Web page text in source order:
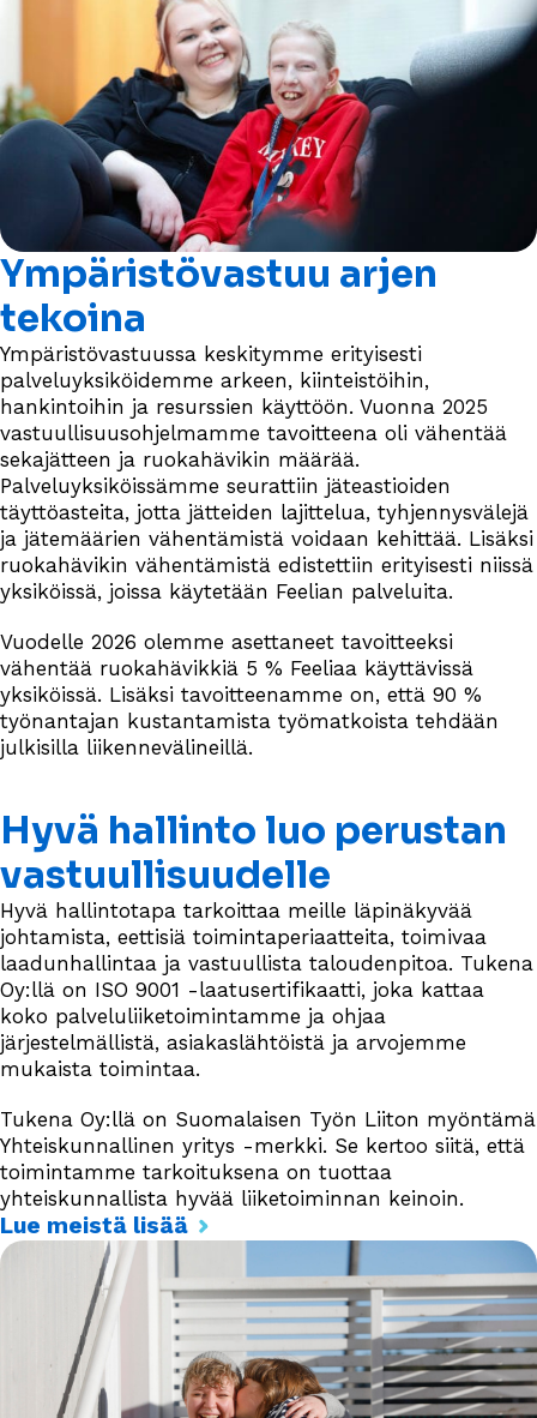
Ympäristövastuu arjen
tekoina
Ympäristövastuussa keskitymme erityisesti
palveluyksiköidemme arkeen, kiinteistöihin,
hankintoihin ja resurssien käyttöön. Vuonna 2025
vastuullisuusohjelmamme tavoitteena oli vähentää
sekajätteen ja ruokahävikin määrää.
Palveluyksiköissämme seurattiin jäteastioiden
täyttöasteita, jotta jätteiden lajittelua, tyhjennysvälejä
ja jätemäärien vähentämistä voidaan kehittää. Lisäksi
ruokahävikin vähentämistä edistettiin erityisesti niissä
yksiköissä, joissa käytetään Feelian palveluita.
Vuodelle 2026 olemme asettaneet tavoitteeksi
vähentää ruokahävikkiä 5 % Feeliaa käyttävissä
yksiköissä. Lisäksi tavoitteenamme on, että 90 %
työnantajan kustantamista työmatkoista tehdään
julkisilla liikennevälineillä.
Hyvä hallinto luo perustan
vastuullisuudelle
Hyvä hallintotapa tarkoittaa meille läpinäkyvää
johtamista, eettisiä toimintaperiaatteita, toimivaa
laadunhallintaa ja vastuullista taloudenpitoa. Tukena
Oy:llä on ISO 9001 -laatusertifikaatti, joka kattaa
koko palveluliiketoimintamme ja ohjaa
järjestelmällistä, asiakaslähtöistä ja arvojemme
mukaista toimintaa.
Tukena Oy:llä on Suomalaisen Työn Liiton myöntämä
Yhteiskunnallinen yritys -merkki. Se kertoo siitä, että
toimintamme tarkoituksena on tuottaa
yhteiskunnallista hyvää liiketoiminnan keinoin.
Lue meistä lisää